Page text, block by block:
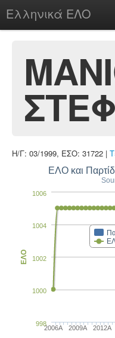
Ελληνικά ΕΛΟ
chesstu.be @ discord
Login
Η/Γ: 03/1999, ΕΣΟ: 31722 |
ΕΛΟ και
2006A 2009A 2012A
1000
1002
1004
1006
998
ΕΛΟ